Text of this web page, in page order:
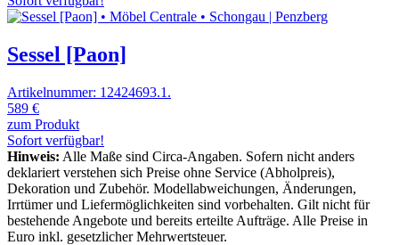
Sessel [Paon]
Artikelnummer: 12424693.1.
589 €
zum Produkt
Sofort verfügbar!
Hinweis: Alle Maße sind Circa-Angaben. Sofern nicht anders
deklariert verstehen sich Preise ohne Service (Abholpreis),
Dekoration und Zubehör. Modellabweichungen, Änderungen,
Irrtümer und Liefermöglichkeiten sind vorbehalten. Gilt nicht für
bestehende Angebote und bereits erteilte Aufträge. Alle Preise in
Euro inkl. gesetzlicher Mehrwertsteuer.